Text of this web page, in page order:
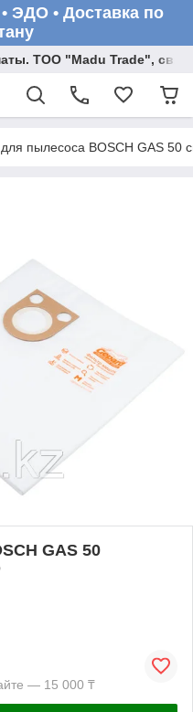
ЭДО • Доставка по
ТОО "Madu Trade",
пылесоса BOSCH GAS 50
GAS 50
— 15 000 ₸